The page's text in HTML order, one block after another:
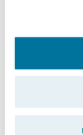
einfache,
Zentrales
Product
des